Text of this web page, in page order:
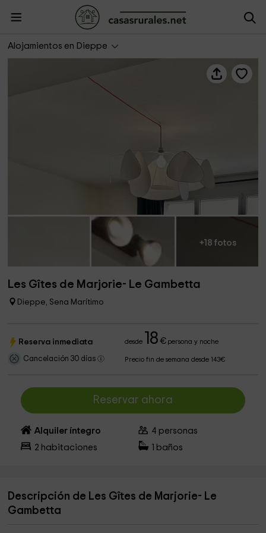
Alojamientos en Dieppe
Les Gîtes de Marjorie- Le Gambetta
+18 fotos
Les Gîtes de Marjorie- Le Gambetta
Dieppe, Sena Marítimo
Reserva inmediata desde 18 €persona y noche
Cancelación 30 días Precio fin de semana desde 143€
Reservar ahora
Alquiler íntegro 4 personas
2 habitaciones baños
Descripción de Les Gîtes de Marjorie- Le
Gambetta